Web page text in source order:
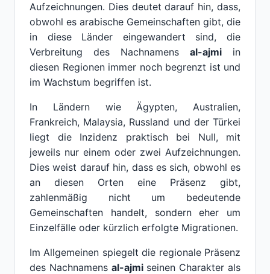
Aufzeichnungen. Dies deutet darauf hin, dass,
obwohl es arabische Gemeinschaften gibt, die
in diese Länder eingewandert sind, die
Verbreitung des Nachnamens al-ajmi in
diesen Regionen immer noch begrenzt ist und
im Wachstum begriffen ist.
In Ländern wie Ägypten, Australien,
Frankreich, Malaysia, Russland und der Türkei
liegt die Inzidenz praktisch bei Null, mit
jeweils nur einem oder zwei Aufzeichnungen.
Dies weist darauf hin, dass es sich, obwohl es
an diesen Orten eine Präsenz gibt,
zahlenmäßig nicht um bedeutende
Gemeinschaften handelt, sondern eher um
Einzelfälle oder kürzlich erfolgte Migrationen.
Im Allgemeinen spiegelt die regionale Präsenz
des Nachnamens al-ajmiseinen Charakter als